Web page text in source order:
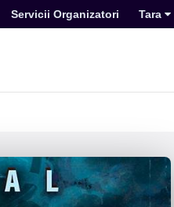
Servicii Organizatori Tara